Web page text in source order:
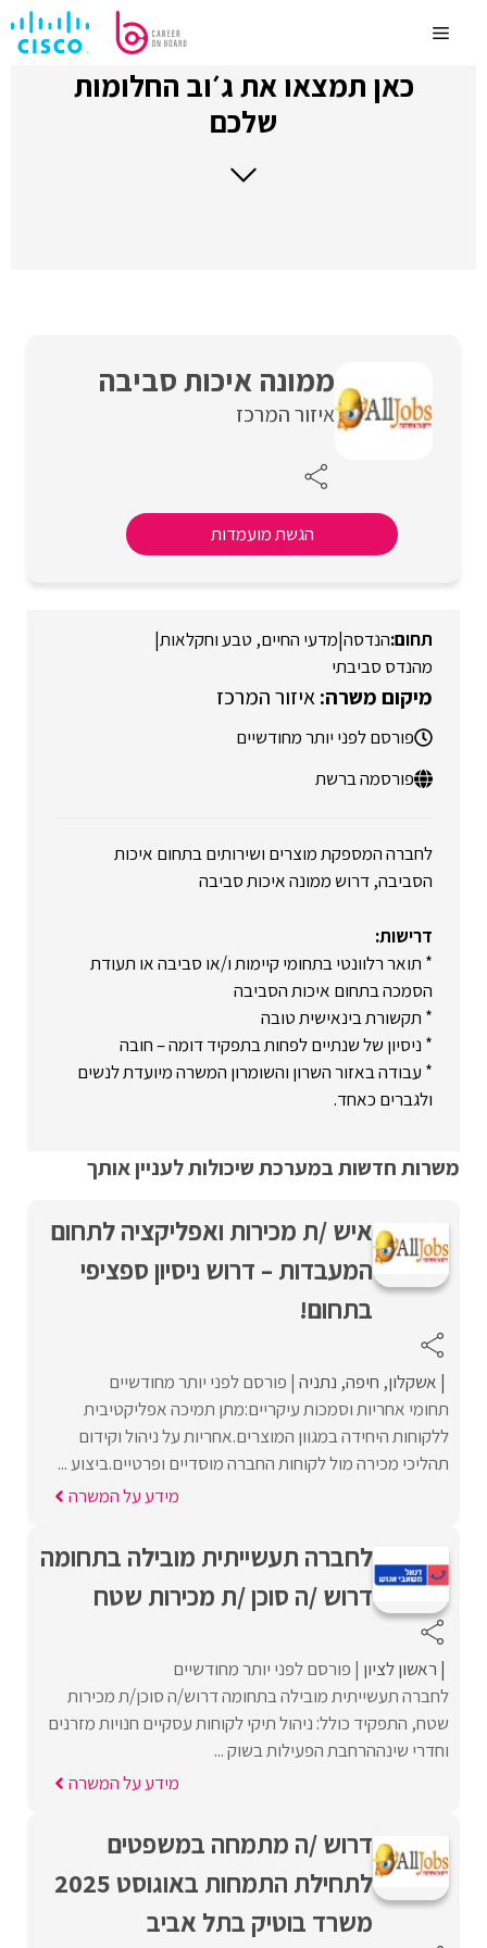
לתוכןMenu
כאן תמצאו את ג׳וב החלומות
שלכם
ממונה איכות סביבה
איזור המרכז
הגשת מועמדות
הנדסה|מדעי החיים, טבע וחקלאות|
מהנדס סביבתי
איזור המרכז
פורסם לפני יותר מחודשיים
פורסמה ברשת
לחברה המספקת מוצרים ושירותים בתחום איכות
הסביבה, דרוש ממונה איכות סביבה
דרישות:
* תואר רלוונטי בתחומי קיימות ו/או סביבה או תעודת
הסמכה בתחום איכות הסביבה
* תקשורת בינאישית טובה
* ניסיון של שנתיים לפחות בתפקיד דומה – חובה
* עבודה באזור השרון והשומרון המשרה מיועדת לנשים
ולגברים כאחד.
משרות חדשות במערכת שיכולות לעניין אותך
איש /ת מכירות ואפליקציה לתחום
המעבדות – דרוש ניסיון ספציפי
בתחום!
אשקלון חיפה נתניה פורסם לפני יותר מחודשיים
תחומי אחריות וסמכות עיקריים:מתן תמיכה אפליקטיבית
ללקוחות היחידה במגוון המוצרים.אחריות על ניהול וקידום
תהליכי מכירה מול לקוחות החברה מוסדיים ופרטיים.ביצוע ...
מידע על המשרה
לחברה תעשייתית מובילה בתחומה
דרוש /ה סוכן /ת מכירות שטח
ראשון לציון פורסם לפני יותר מחודשיים
לחברה תעשייתית מובילה בתחומה דרוש/ה סוכן/ת מכירות
שטח, התפקיד כולל: ניהול תיקי לקוחות עסקיים חנויות מזרנים
וחדרי שינההרחבת הפעילות בשוק ...
מידע על המשרה
דרוש /ה מתמחה במשפטים
לתחילת התמחות באוגוסט 2025
משרד בוטיק בתל אביב